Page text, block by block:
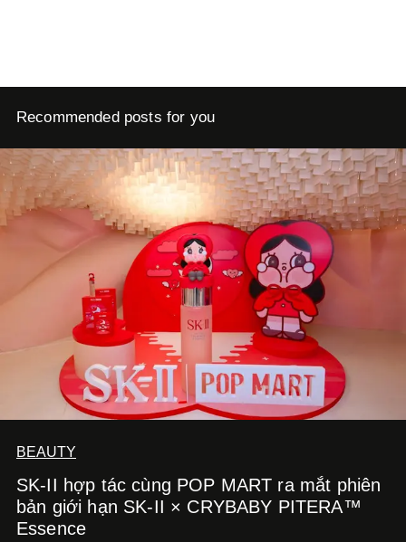
Recommended posts for you
BEAUTY
SK-II hợp tác cùng POP MART ra mắt phiên
bản giới hạn SK-II × CRYBABY PITERA™
Essence